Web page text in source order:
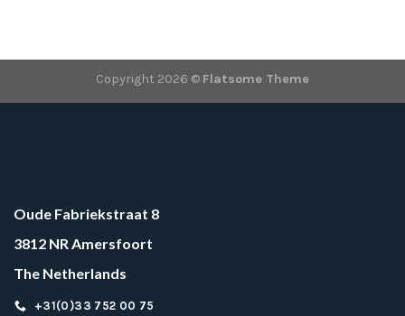
Copyright 2026 © Flatsome Theme
Oude Fabriekstraat 8
3812 NR Amersfoort
The Netherlands
+31(0)33 752 00 75